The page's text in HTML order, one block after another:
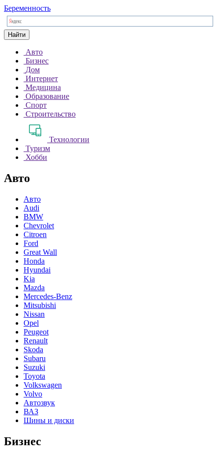
Беременность
Найти
Авто
Бизнес
Дом
Интернет
Медицина
Образование
Спорт
Строительство
Технологии
Туризм
Хобби
Авто
Авто
Audi
BMW
Chevrolet
Citroen
Ford
Great Wall
Honda
Hyundai
Kia
Mazda
Mercedes-Benz
Mitsubishi
Nissan
Opel
Peugeot
Renault
Skoda
Subaru
Suzuki
Toyota
Volkswagen
Volvo
Автозвук
ВАЗ
Шины и диски
Бизнес